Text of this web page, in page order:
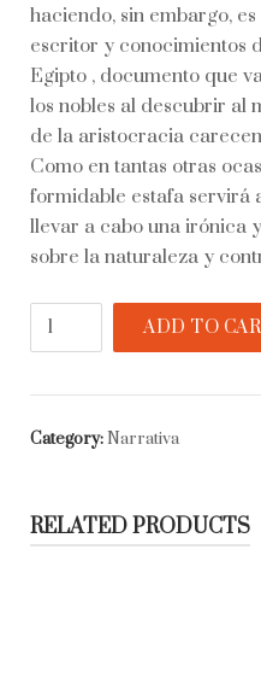
haciendo, sin embargo,
escritor y conocimientos
Egipto , documento que
los nobles al descubrir al
de la aristocracia
Como en tantas otras
formidable estafa servirá
llevar a cabo una irónica
sobre la naturaleza y
Egipto
quantity
ADD TO
Category:Narrativa
RELATED PRODUCTS